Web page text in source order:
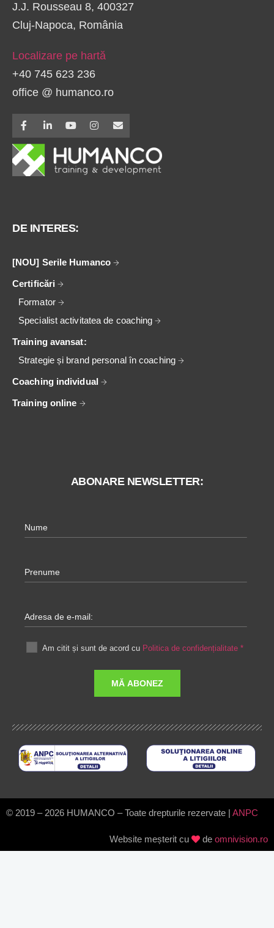
J.J. Rousseau 8, 400327
Cluj-Napoca, România
Localizare pe hartă
+40 745 623 236
office @ humanco.ro
DE INTERES:
[NOU] Serile Humanco
Certificări
Formator
Specialist activitatea de coaching
Training avansat:
Strategie și brand personal în coaching
Coaching individual
Training online
ABONARE NEWSLETTER:
Nume
Prenume
Adresa de e-mail:
Am citit și sunt de acord cu Politica de confidențialitate *
© 2019 – 2026 HUMANCO – Toate drepturile rezervate | ANPC
Website meșterit cu de omnivision.ro